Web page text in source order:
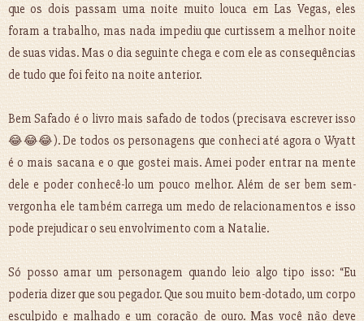
que os dois passam uma noite muito louca em Las Vegas, eles
foram a trabalho, mas nada impediu que curtissem a melhor noite
de suas vidas. Mas o dia seguinte chega e com ele as consequências
de tudo que foi feito na noite anterior.
Bem Safado é o livro mais safado de todos (precisava escrever isso
😂😂😂). De todos os personagens que conheci até agora o Wyatt
é o mais sacana e o que gostei mais. Amei poder entrar na mente
dele e poder conhecê-lo um pouco melhor. Além de ser bem sem-
vergonha ele também carrega um medo de relacionamentos e isso
pode prejudicar o seu envolvimento com a Natalie.
Só posso amar um personagem quando leio algo tipo isso: “Eu
poderia dizer que sou pegador. Que sou muito bem-dotado, um corpo
esculpido e malhado e um coração de ouro. Mas você não deve